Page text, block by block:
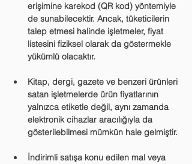
erişimine karekod (QR kod) yöntemiyle
de sunabilecektir. Ancak, tüketicilerin
talep etmesi halinde işletmeler, fiyat
listesini fiziksel olarak da göstermekle
yükümlü olacaktır.
Kitap, dergi, gazete ve benzeri ürünleri
satan işletmelerde ürün fiyatlarının
yalnızca etiketle değil, aynı zamanda
elektronik cihazlar aracılığıyla da
gösterilebilmesi mümkün hale gelmiştir.
İndirimli satışa konu edilen mal veya